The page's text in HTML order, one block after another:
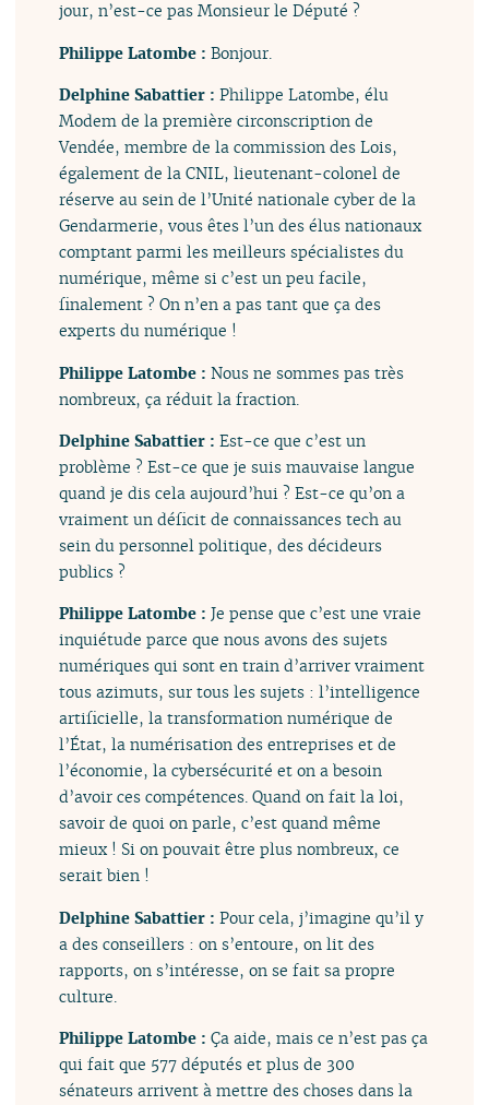
jour, n’est-ce pas Monsieur le Député ?
Philippe Latombe :Bonjour.
Delphine Sabattier :Philippe Latombe, élu
Modem de la première circonscription de
Vendée, membre de la commission des Lois,
également de la CNIL, lieutenant-colonel de
réserve au sein de l’Unité nationale cyber de la
Gendarmerie, vous êtes l’un des élus nationaux
comptant parmi les meilleurs spécialistes du
numérique, même si c’est un peu facile,
finalement ? On n’en a pas tant que ça des
experts du numérique !
Philippe Latombe :Nous ne sommes pas très
nombreux, ça réduit la fraction.
Delphine Sabattier :Est-ce que c’est un
problème ? Est-ce que je suis mauvaise langue
quand je dis cela aujourd’hui ? Est-ce qu’on a
vraiment un déficit de connaissances tech au
sein du personnel politique, des décideurs
publics ?
Philippe Latombe :Je pense que c’est une vraie
inquiétude parce que nous avons des sujets
numériques qui sont en train d’arriver vraiment
tous azimuts, sur tous les sujets : l’intelligence
artificielle, la transformation numérique de
l’État, la numérisation des entreprises et de
l’économie, la cybersécurité et on a besoin
d’avoir ces compétences. Quand on fait la loi,
savoir de quoi on parle, c’est quand même
mieux ! Si on pouvait être plus nombreux, ce
serait bien !
Delphine Sabattier :Pour cela, j’imagine qu’il y
a des conseillers : on s’entoure, on lit des
rapports, on s’intéresse, on se fait sa propre
culture.
Philippe Latombe :Ça aide, mais ce n’est pas ça
qui fait que 577 députés et plus de 300
sénateurs arrivent à mettre des choses dans la